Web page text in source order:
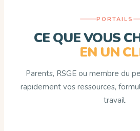
PORTAILS
CE QUE VOUS
EN UN
Parents, RSGE ou membre du
rapidement vos ressources,
travail.